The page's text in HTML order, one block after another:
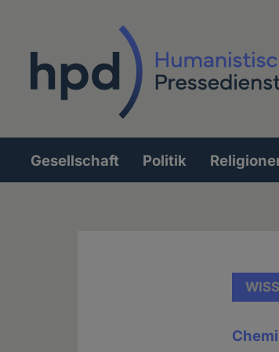
Hauptnavigation
Gesellschaft Politik